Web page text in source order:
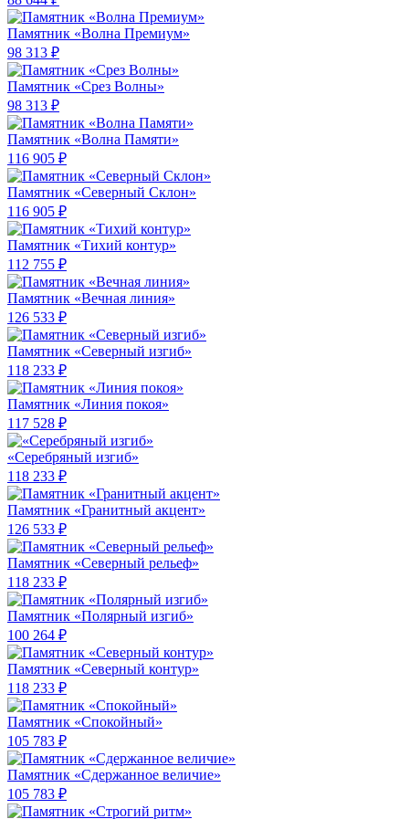
Памятник «Волна Премиум»
98 313 ₽
Памятник «Срез Волны»
98 313 ₽
Памятник «Волна Памяти»
116 905 ₽
Памятник «Северный Склон»
116 905 ₽
Памятник «Тихий контур»
112 755 ₽
Памятник «Вечная линия»
126 533 ₽
Памятник «Северный изгиб»
118 233 ₽
Памятник «Линия покоя»
117 528 ₽
«Серебряный изгиб»
118 233 ₽
Памятник «Гранитный акцент»
126 533 ₽
Памятник «Северный рельеф»
118 233 ₽
Памятник «Полярный изгиб»
100 264 ₽
Памятник «Северный контур»
118 233 ₽
Памятник «Спокойный»
105 783 ₽
Памятник «Сдержанное величие»
105 783 ₽